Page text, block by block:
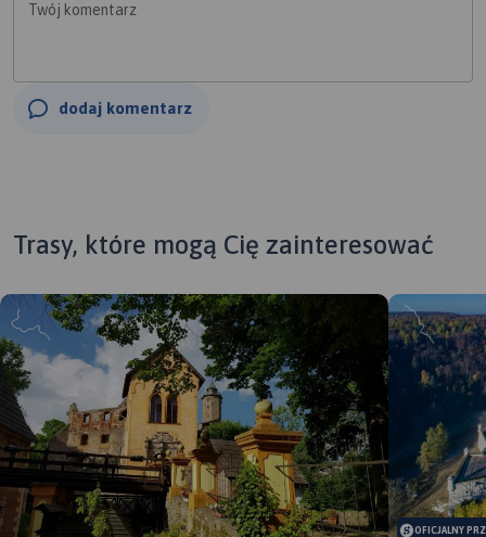
Twój komentarz
dodaj komentarz
Trasy, które mogą Cię zainteresować
OFICJALNY